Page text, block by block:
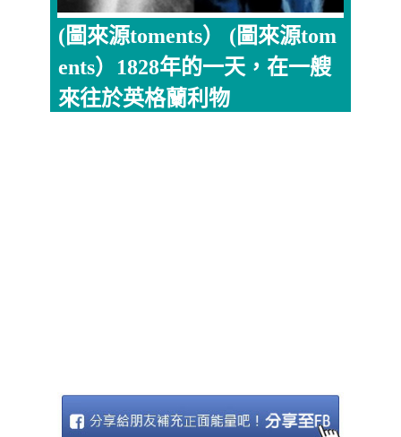
(圖來源toments） (圖來源tom
ents）1828年的一天，在一艘
來往於英格蘭利物